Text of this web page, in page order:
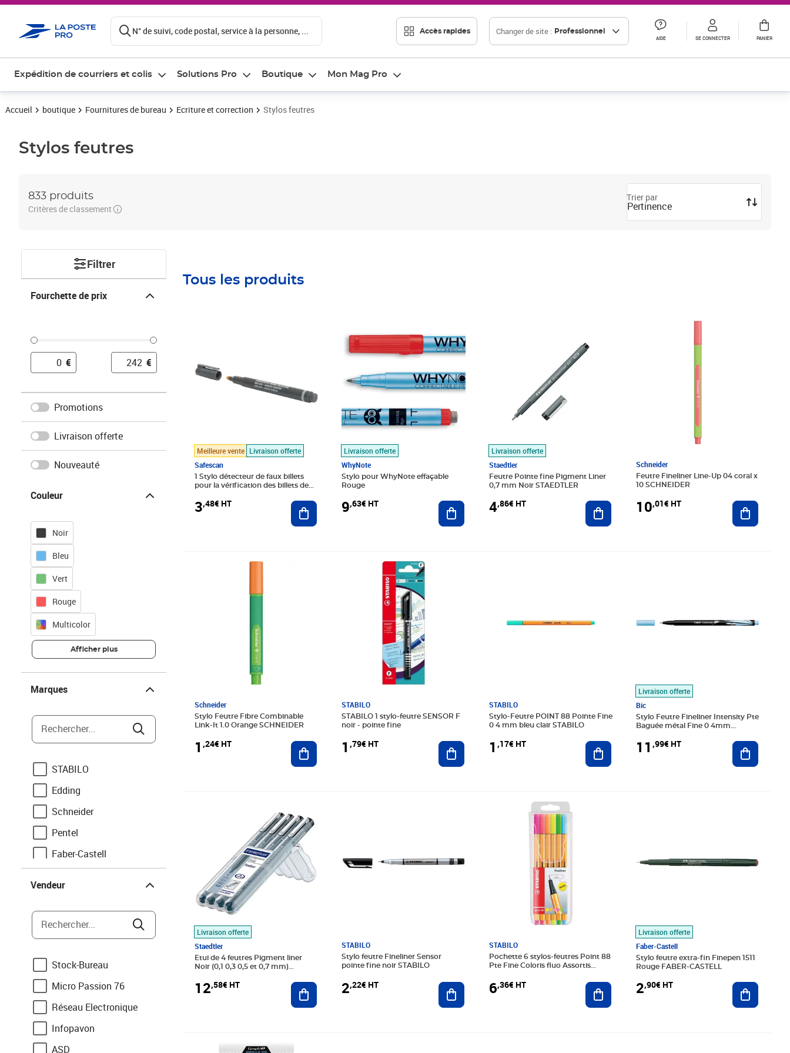
N° de suivi, code postal, service à la personne, ... Accès rapides Changer de site : Professionnel
AIDE SE CONNECTER PANIER
Expédition de courriers et colis Solutions Pro Boutique Mon Mag Pro
Accueil boutique Fournitures de bureau Ecriture et correction Stylos feutres
Stylos feutres
833 produits
Critères de classement
Trier par
Pertinence
Filtrer
Fourchette de prix
€ €
Promotions
Livraison offerte
Nouveauté
Couleur
Noir
Bleu
Vert
Rouge
Multicolor
Afficher plus
Marques
Rechercher...
STABILO
Edding
Schneider
Pentel
Faber-Castell
Paper Mate
Bic
Pelikan
Sakura
Pentel Arts
Artline
Vendeur
Rechercher...
Stock-Bureau
Micro Passion 76
Réseau Electronique
Infopavon
ASD
Tous les produits
Meilleure vente Livraison offerte
Safescan
1 Stylo détecteur de faux billets
pour la vérification des billets de
3,48€ HT Ajouter au panier
Livraison offerte
WhyNote
Stylo pour WhyNote effaçable
Rouge
9,63€ HT Ajouter au panier
Livraison offerte
Staedtler
Feutre Pointe fine Pigment Liner
0,7 mm Noir STAEDTLER
4,86€ HT Ajouter au panier
Schneider
Feutre Fineliner Line-Up 04 coral x
10 SCHNEIDER
10,01€ HT Ajouter
Schneider
Stylo Feutre Fibre Combinable
Link-It 1.0 Orange SCHNEIDER
1 ,24€ HT Ajouter au panier
STABILO
STABILO 1 stylo-feutre SENSOR F
noir - pointe fine
1,79€ HT
Prix 1,79€ HT
Ajouter au panier
STABILO
Stylo-Feutre POINT 88 Pointe Fine
0 4 mm bleu clair STABILO
1 ,17€ HT Ajouter au panier
Livraison offerte
Bic
Stylo Feutre Fineliner Intensity Pte
Baguée métal Fine 0 4mm
11 ,99€ HT Ajouter
Livraison offerte
Staedtler
Etui de 4 feutres Pigment liner
Noir (0,1 0,3 0,5 et 0,7 mm)
12,58€ HT Ajouter au panier
STABILO
Stylo feutre Fineliner Sensor
pointe fine noir STABILO
2,22€ HT Ajouter au panier
STABILO
Pochette 6 stylos-feutres Point 88
Pte Fine Coloris fluo Assortis
6,36€ HT
Prix 6,36€ HT
Ajouter au panier
Livraison offerte
Faber-Castell
Stylo feutre extra-fin Finepen 1511
Rouge FABER-CASTELL
2,90€ HT Ajouter
Prix 8,92€ HT